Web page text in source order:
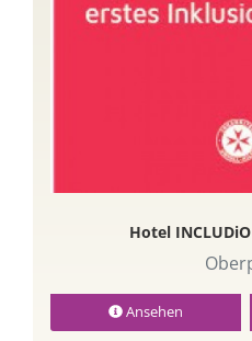
Hotel
Ansehen